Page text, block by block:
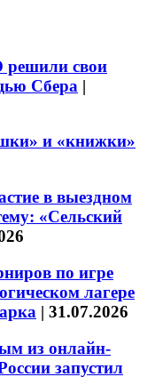
решили свои
Сбера |
и «книжки»
в выездном
«Сельский
по игре
лагере
| 31.07.2026
из онлайн-
запустил